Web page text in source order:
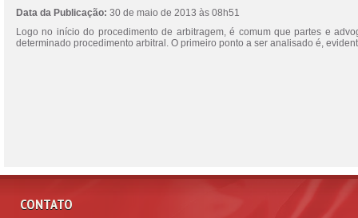
Data da Publicação: 30 de maio de 2013 às 08h51
Logo no início do procedimento de arbitragem, é comum que partes e
determinado procedimento arbitral. O primeiro ponto a ser analisado é,
CONTATO